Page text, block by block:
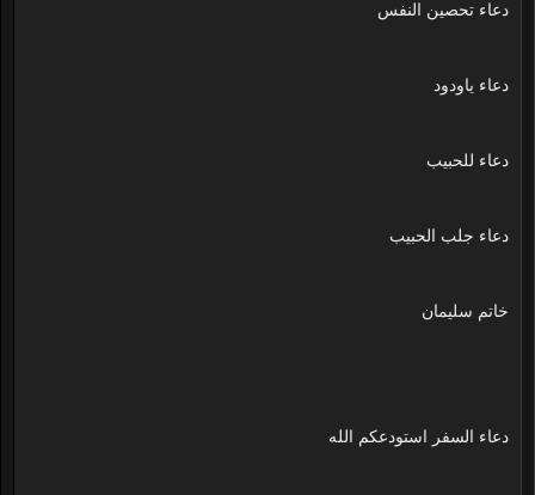
دعاء تحصين النفس
دعاء ياودود
دعاء للحبيب
دعاء جلب الحبيب
خاتم سليمان
دعاء السفر استودعكم الله